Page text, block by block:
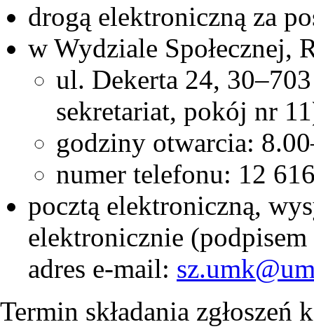
drogą elektroniczną za
w Wydziale
ul. Dekerta 24,
sekretariat, pokój nr
godziny otwarcia:
numer telefonu: 12
pocztą elektroniczną,
elektronicznie
adres e-mail:
Termin składania zgłoszeń